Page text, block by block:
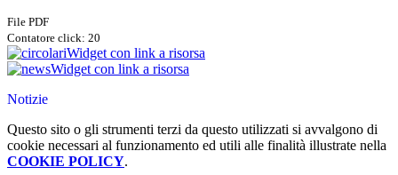
File PDF
Contatore click: 20
Widget con link a risorsa
Widget con link a risorsa
Notizie
Questo sito o gli strumenti terzi da questo utilizzati si avvalgono di
cookie necessari al funzionamento ed utili alle finalità illustrate nella
COOKIE POLICY.